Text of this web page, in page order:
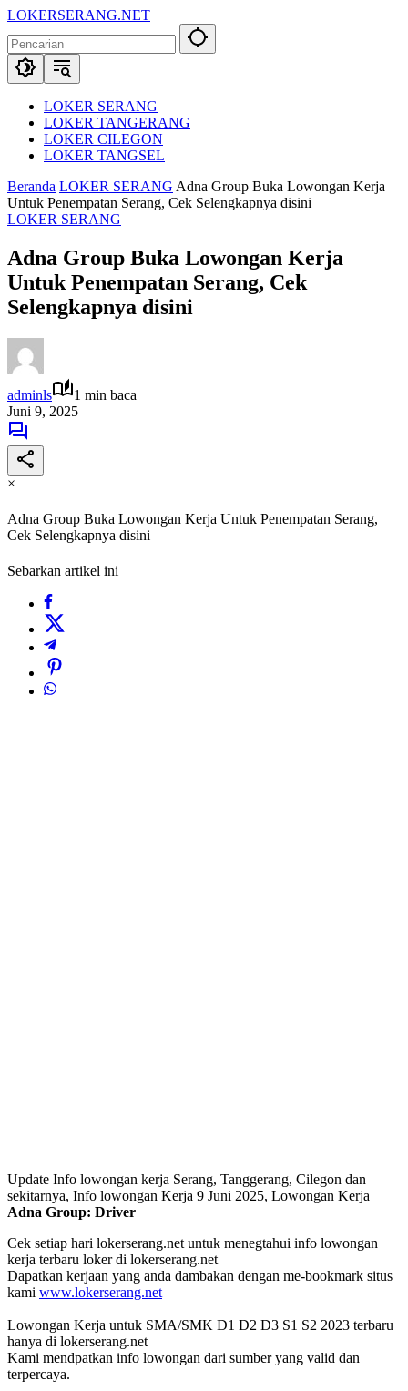
Langsung
konten
LOKERSERANG.NET
Lowongan
Kerja
Serang
SekitarnyaLOKER SERANG
LOKER TANGERANG
LOKER CILEGON
LOKER TANGSEL
Beranda LOKER SERANG Adna Group Buka Lowongan Kerja
Untuk Penempatan Serang, Cek Selengkapnya disini
LOKER SERANG
Adna Group Buka Lowongan Kerja
Untuk Penempatan Serang, Cek
Selengkapnya disini
adminls
1 min baca
Juni 9, 2025
×
Adna Group Buka Lowongan Kerja Untuk Penempatan Serang,
Cek Selengkapnya disini
Sebarkan artikel ini
Update Info lowongan kerja Serang, Tanggerang, Cilegon dan
sekitarnya, Info lowongan Kerja 9 Juni 2025, Lowongan Kerja
Adna Group: Driver
Cek setiap hari lokerserang.net untuk menegtahui info lowongan
kerja terbaru loker di lokerserang.net
Dapatkan kerjaan yang anda dambakan dengan me-bookmark situs
kami www.lokerserang.net
Lowongan Kerja untuk SMA/SMK D1 D2 D3 S1 S2 2023 terbaru
hanya di lokerserang.net
Kami mendpatkan info lowongan dari sumber yang valid dan
terpercaya.